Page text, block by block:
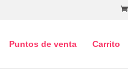
Puntos de venta Carrito